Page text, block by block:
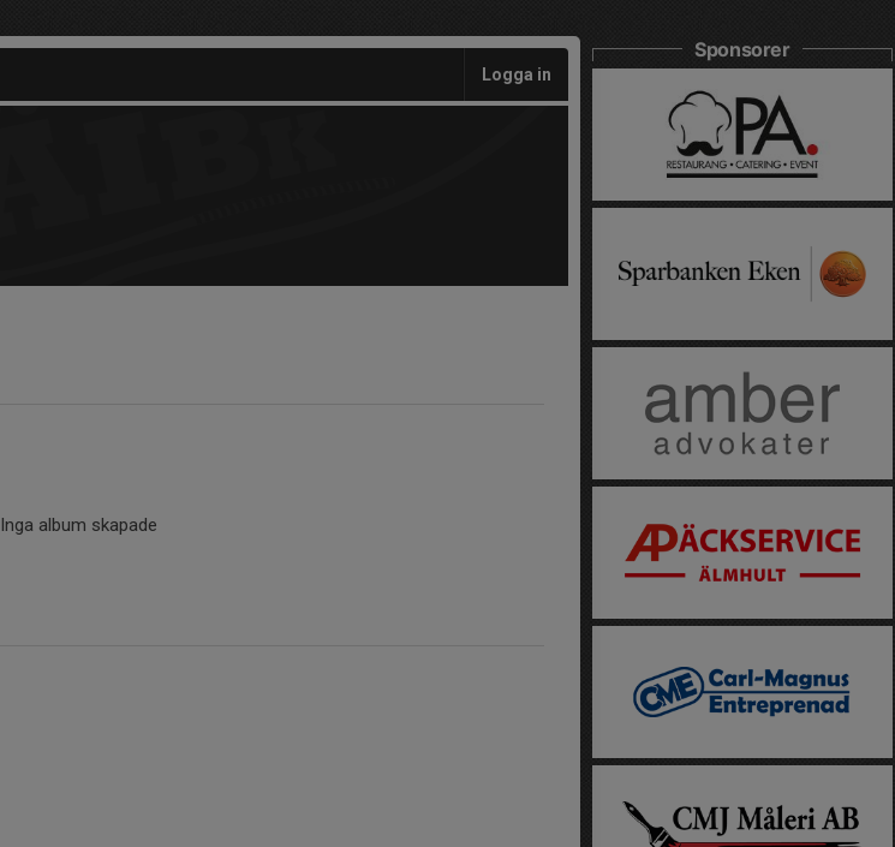
Logga in
Inga album skapade
Sponsorer